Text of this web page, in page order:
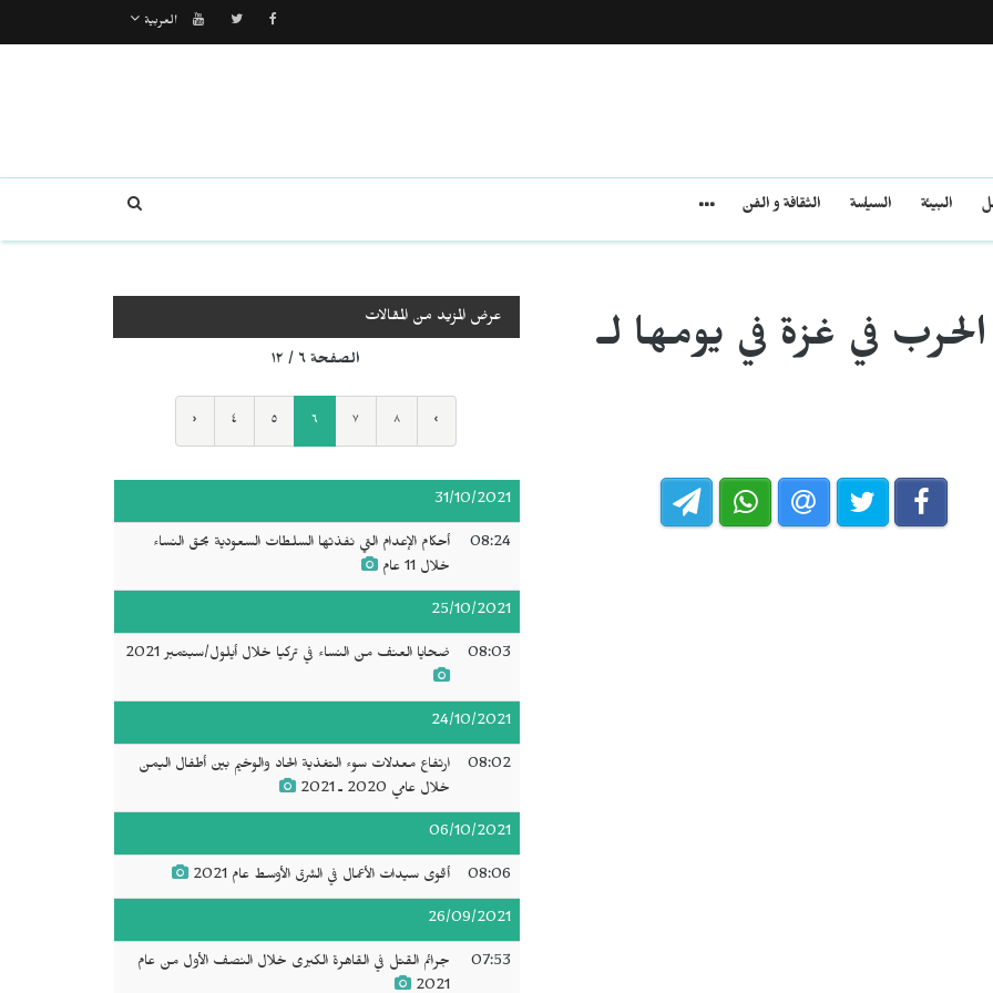
العربية
البيئة السياسة الثقافة و الفن
في غزة في يومها لـ
عرض المزيد من المقالات
الصفحة ٦ / ١٢
‹ ٤ ٥ ٦ ٧ ٨ ›
31/10/2021
08:24
أحكام الإعدام التي نفذتها السلطات السعودية بحق النساء
خلال 11 عام
25/10/2021
08:03 ضحايا العنف من النساء في تركيا خلال أيلول/سبتمبر 2021
24/10/2021
08:02
ارتفاع معدلات سوء التغذية الحاد والوخيم بين أطفال اليمن
خلال عامي 2020 ـ 2021
06/10/2021
08:06 أقوى سيدات الأعمال في الشرق الأوسط عام 2021
26/09/2021
07:53
جرائم القتل في القاهرة الكبرى خلال النصف الأول من عام
2021